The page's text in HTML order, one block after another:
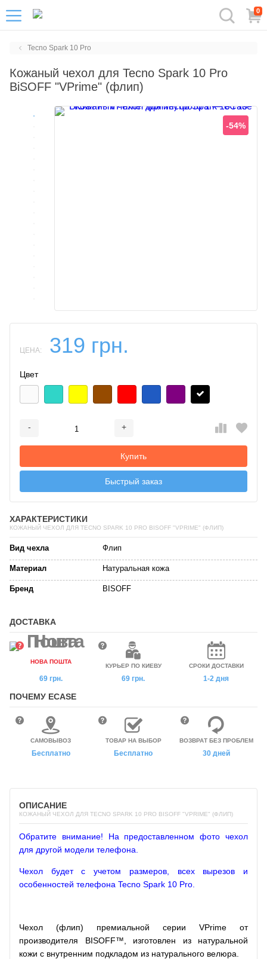
0
Tecno Spark 10 Pro
Кожаный чехол для Tecno Spark 10 Pro
BiSOFF "VPrime" (флип)
-54%
ЦЕНА: 319 грн.
Цвет
- +
Купить
Быстрый заказ
ХАРАКТЕРИСТИКИ
КОЖАНЫЙ ЧЕХОЛ ДЛЯ TECNO SPARK 10 PRO BISOFF "VPRIME" (ФЛИП)
Вид чехла Флип
Материал Натуральная кожа
Бренд BISOFF
ДОСТАВКА
НОВА ПОШТА
69 грн.
КУРЬЕР ПО КИЕВУ
69 грн.
СРОКИ ДОСТАВКИ
1-2 дня
ПОЧЕМУ ECASE
САМОВЫВОЗ
Бесплатно
ТОВАР НА ВЫБОР
Бесплатно
ВОЗВРАТ БЕЗ ПРОБЛЕМ
30 дней
ОПИСАНИЕ
КОЖАНЫЙ ЧЕХОЛ ДЛЯ TECNO SPARK 10 PRO BISOFF "VPRIME" (ФЛИП)
Обратите внимание! На предоставленном фото чехол
для другой модели телефона.
Чехол будет с учетом размеров, всех вырезов и
особенностей телефона Tecno Spark 10 Pro.
Чехол (флип) премиальной серии VPrime от
производителя BISOFF™, изготовлен из натуральной
кожи с внутренним подкладом из натурального велюра.